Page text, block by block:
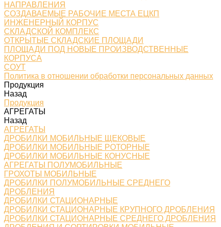
НАПРАВЛЕНИЯ
СОЗДАВАЕМЫЕ РАБОЧИЕ МЕСТА ЕЦКП
ИНЖЕНЕРНЫЙ КОРПУС
СКЛАДСКОЙ КОМПЛЕКС
ОТКРЫТЫЕ СКЛАДСКИЕ ПЛОЩАДИ
ПЛОЩАДИ ПОД НОВЫЕ ПРОИЗВОДСТВЕННЫЕ
КОРПУСА
СОУТ
Политика в отношении обработки персональных данных
Продукция
Назад
Продукция
АГРЕГАТЫ
Назад
АГРЕГАТЫ
ДРОБИЛКИ МОБИЛЬНЫЕ ЩЕКОВЫЕ
ДРОБИЛКИ МОБИЛЬНЫЕ РОТОРНЫЕ
ДРОБИЛКИ МОБИЛЬНЫЕ КОНУСНЫЕ
АГРЕГАТЫ ПОЛУМОБИЛЬНЫЕ
ГРОХОТЫ МОБИЛЬНЫЕ
ДРОБИЛКИ ПОЛУМОБИЛЬНЫЕ СРЕДНЕГО
ДРОБЛЕНИЯ
ДРОБИЛКИ СТАЦИОНАРНЫЕ
ДРОБИЛКИ СТАЦИОНАРНЫЕ КРУПНОГО ДРОБЛЕНИЯ
ДРОБИЛКИ СТАЦИОНАРНЫЕ СРЕДНЕГО ДРОБЛЕНИЯ